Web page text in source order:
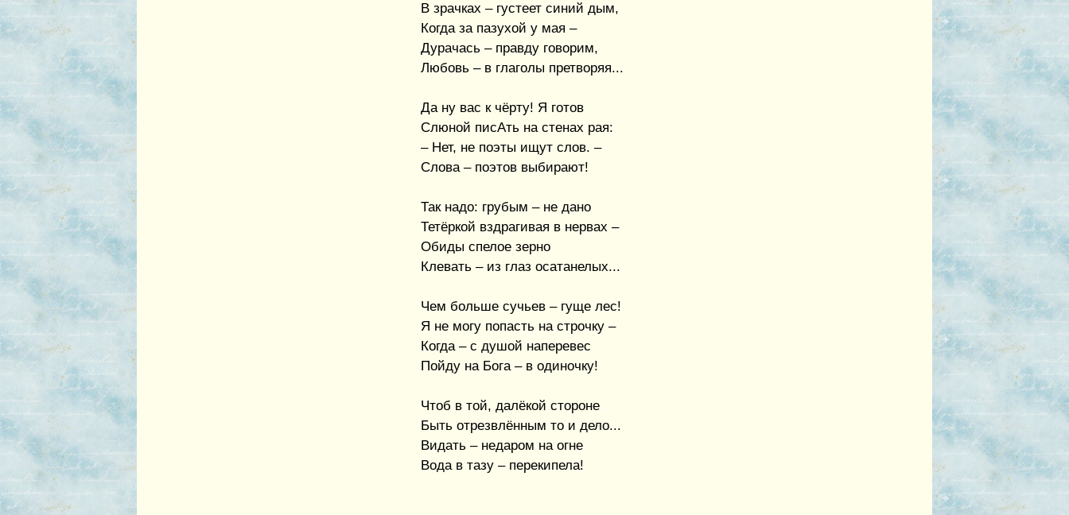
В зрачках – густеет синий дым,
Когда за пазухой у мая –
Дурачась – правду говорим,
Любовь – в глаголы претворяя...
Да ну вас к чёрту! Я готов
Слюной писАть на стенах рая:
– Нет, не поэты ищут слов. –
Слова – поэтов выбирают!
Так надо: грубым – не дано
Тетёркой вздрагивая в нервах –
Обиды спелое зерно
Клевать – из глаз осатанелых...
Чем больше сучьев – гуще лес!
Я не могу попасть на строчку –
Когда – с душой наперевес
Пойду на Бога – в одиночку!
Чтоб в той, далёкой стороне
Быть отрезвлённым то и дело...
Видать – недаром на огне
Вода в тазу – перекипела!